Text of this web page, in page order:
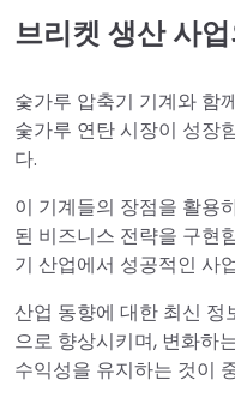
브리켓 생산 사
숯가루 압축기 기계와 함
숯가루 연탄 시장이 성장
다.
이 기계들의 장점을 활용
된 비즈니스 전략을 구현
기 산업에서 성공적인 사
산업 동향에 대한 최신 정
으로 향상시키며, 변화하
수익성을 유지하는 것이